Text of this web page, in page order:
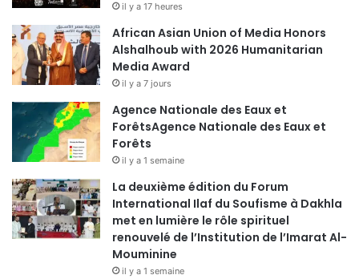
il y a 17 heures
African Asian Union of Media Honors
Alshalhoub with 2026 Humanitarian
Media Award
il y a 7 jours
Agence Nationale des Eaux et
ForêtsAgence Nationale des Eaux et
Forêts
il y a 1 semaine
La deuxième édition du Forum
International Ilaf du Soufisme à Dakhla
met en lumière le rôle spirituel
renouvelé de l’Institution de l’Imarat Al-
Mouminine
il y a 1 semaine